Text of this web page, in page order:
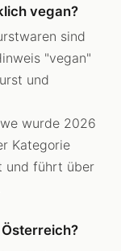
vegan?
sind
"vegan"
und
wurde 2026
Kategorie
und führt über